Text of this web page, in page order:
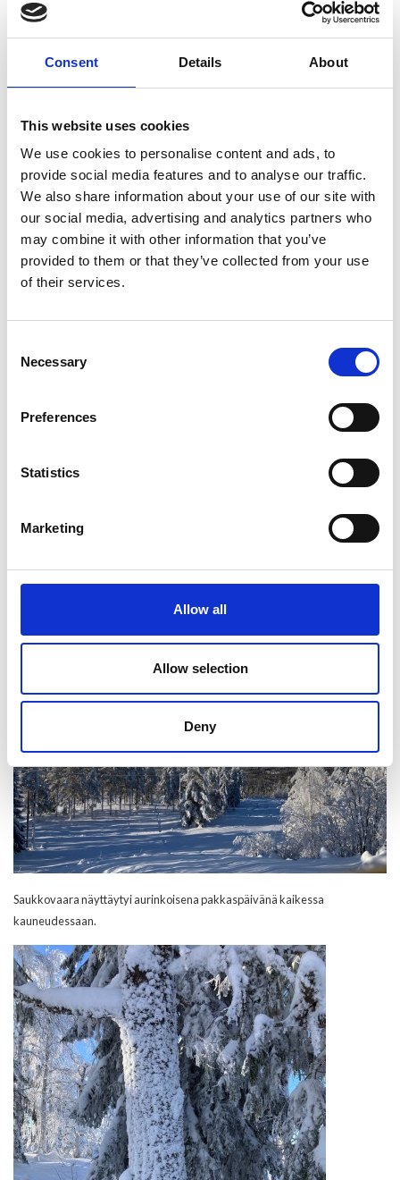
Consent Details About
This website uses cookies
We use cookies to personalise content and ads, to
provide social media features and to analyse our traffic.
We also share information about your use of our site with
our social media, advertising and analytics partners who
may combine it with other information that you’ve
provided to them or that they’ve collected from your use
of their services.
Selection
Necessary
Preferences
Statistics
Marketing
Allow all
Allow selection
Deny
Keskuskoulu toteutti maanantaina 23.2.2026 Saukkovaaralla
S2-oppilaiden ja heidän ensi vuoden luokkakavereidensa
retken. Mukaan lähti myös koulun ja esikoulun aikuisia.
S2-oppilaista mukana olivat vielä 9-luokkalainenYenja
viskarilainen pikkuvelikin olisi päässyt mukaan mutta tämä jäi
vielä päiväkotiin leikkimään ikäistensä kanssa.
Retken tavoitteena oli koulukaveri- ja
kommunikaatiotaitojen lisäksi vahvistaa ulkoliikunnan
opettelua koulun piha-aluetta vaativammissa olosuhteissa ja
valmistaa S2-oppilaita koulun liikuntapäivään 27.2.
Näin sitä tutustutaan pulkkailuun.
Saukkovaara näyttäytyi aurinkoisena pakkaspäivänä kaikessa
kauneudessaan.